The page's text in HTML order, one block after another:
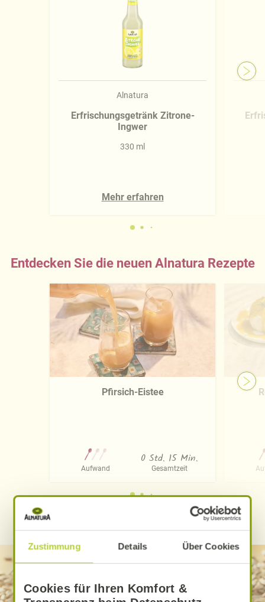
Zustimmung Details Über Cookies
Cookies für Ihren Komfort &
Alnatura
Erfrischungsgetränk Zitrone-
Ingwer
330 ml
Mehr erfahren
Entdecken Sie die neuen Alnatura Rezepte
Pfirsich-Eistee
Aufwand
0 Std. 15 Min.
Gesamtzeit
WEITERE ALNATURA REZEPTE FINDEN